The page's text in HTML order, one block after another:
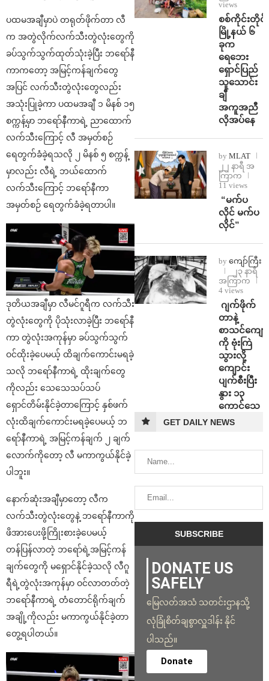
ပထမအချီမှာပဲ တရုတ်ဖိုက်တာ လီ
က အတွဲလိုက်လက်သီးတွဲလုံးတွေကို
ခပ်သွက်သွက်ထုတ်သုံးခဲ့ပြီး ဘရော်နီ
ကာကတော့ အမြင့်ကန်ချက်တွေ
အပြင် လက်သီးတွဲလုံးတွေလည်း
အသုံးပြုခဲ့ကာ ပထမအချီ ၁ မိနစ် ၁၅
စက္ကန့်မှာ ဘရော်နီကာရဲ့ ညာထောက်
လက်သီးကြောင့် လီ အမှတ်စဉ်
ရေတွက်ခံခဲ့ရသလို ၂ မိနစ် ၅ စက္ကန့်
မှာလည်း လီရဲ့ ဘယ်ထောက်
လက်သီးကြောင့် ဘရော်နီကာ
အမှတ်စဉ် ရေတွက်ခံခဲ့ရတာပါ။
ဒုတိယအချီမှာ လီမင်ဂူရီက လက်သီး
တွဲလုံးတွေကို ပိုသုံးလာခဲ့ပြီး ဘရော်နီ
ကာ တွဲလုံးအကုန်မှာ ခပ်သွက်သွက်
ဝင်ထိုးခဲ့ပေမယ့် ထိချက်ကောင်းမရခဲ့
သလို ဘရော်နီကာရဲ့ ထိုးချက်တွေ
ကိုလည်း သေသေသပ်သပ်
ရှောင်တိမ်းနိုင်ခဲ့တာကြောင့် နှစ်ဖက်
လုံးထိချက်ကောင်းမရခဲ့ပေမယ့် ဘ
ရော်နီကာရဲ့ အမြင့်ကန်ချက် ၂ ချက်
လောက်ကိုတော့ လီ မကာကွယ်နိုင်ခဲ့
ပါဘူး။
နောက်ဆုံးအချီမှာတော့ လီက
လက်သီးတွဲလုံးတွေနဲ့ ဘရော်နီကာကို
ဖိအားပေးဖို့ကြိုးစားခဲ့ပေမယ့်
တန်ပြန်လာတဲ့ ဘရော်ရဲ့အမြင့်ကန်
ချက်တွေကို မရှောင်နိုင်ခဲ့သလို လီဂူ
ရီရဲ့တွဲလုံးအကုန်မှာ ဝင်လာတတ်တဲ့
ဘရော်နီကာရဲ့ တံတောင်ရိုက်ချက်
အချို့ကိုလည်း မကာကွယ်နိုင်ခဲ့တာ
တွေ့ရပါတယ်။
views
စစ်ကိုင်းတိုင်း
မြို့နယ် ၆
ခုက
ရေဘေး
ရှောင်ပြည်
သူသောင်း
ချီ
အကူအညီ
လိုအပ်နေ
by MLAT
၂၂ နာရီ အ
ကြာက
11 views
⁨ ⁨“မက်ပ
လိုင် မက်ပ
လိုင်”
by ကျော်ကြီး
၂၃ နာရီ
အကြာက
4 views
⁨⁩ ⁨ဂျက်ဖိုက်
တာနဲ့
စာသင်ကျော
ကို ဗုံးကြဲ
သွားလို့
ကျောင်း
ပျက်စီးပြီး
နွား ၁၃
ကောင်သေ
GET DAILY NEWS
DONATE US
SAFELY
မြေလတ်အသံ သတင်းဌာနသို့
လုံခြုံစိတ်ချစွာလှူဒါန်း နိုင်
ပါသည်။
Donate